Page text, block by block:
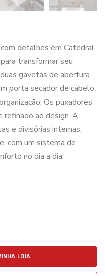
detalhes em Catedral,
transformar seu
gavetas de abertura
porta secador de cabelo
Os puxadores
refinado ao design. A
e divisórias internas,
com um sistema de
no dia a dia.
LOJA